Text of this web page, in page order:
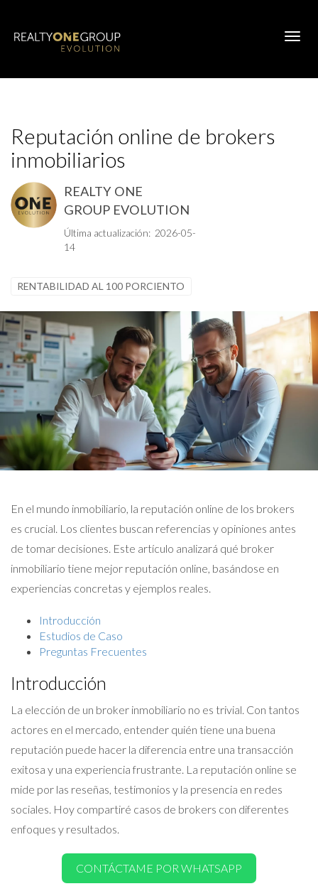
Reputación online de brokers
inmobiliarios
REALTY ONE
GROUP EVOLUTION
Última actualización: 2026-05-
14
RENTABILIDAD AL 100 PORCIENTO
En el mundo inmobiliario, la reputación online de los brokers
es crucial. Los clientes buscan referencias y opiniones antes
de tomar decisiones. Este artículo analizará qué broker
inmobiliario tiene mejor reputación online, basándose en
experiencias concretas y ejemplos reales.
Introducción
Estudios de Caso
Preguntas Frecuentes
Introducción
La elección de un broker inmobiliario no es trivial. Con tantos
actores en el mercado, entender quién tiene una buena
reputación puede hacer la diferencia entre una transacción
exitosa y una experiencia frustrante. La reputación online se
mide por las reseñas, testimonios y la presencia en redes
sociales. Hoy compartiré casos de brokers con diferentes
enfoques y resultados.
CONTÁCTAME POR WHATSAPP